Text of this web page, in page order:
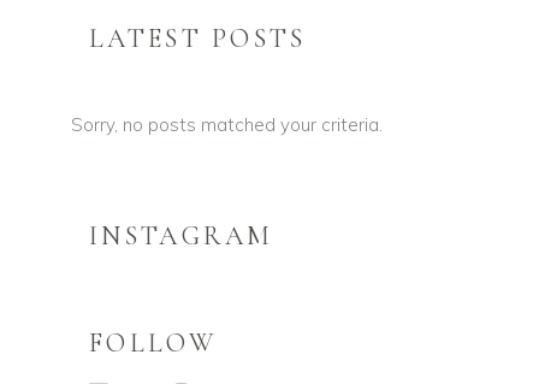
LATEST POSTS
Sorry, no posts matched your criteria.
INSTAGRAM
FOLLOW